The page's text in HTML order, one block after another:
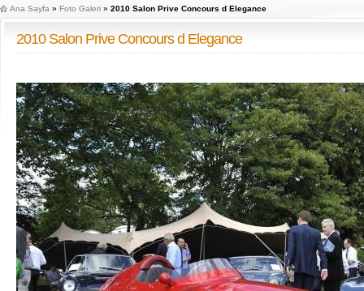
Ana Sayfa » Foto Galeri » 2010 Salon Prive Concours d Elegance
2010 Salon Prive Concours d Elegance